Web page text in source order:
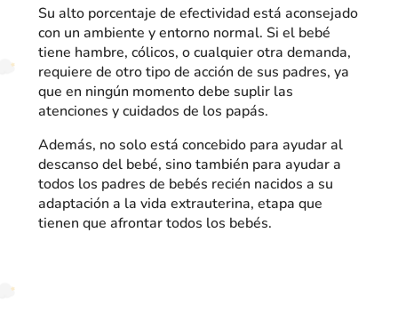
Su alto porcentaje de efectividad está aconsejado
con un ambiente y entorno normal. Si el bebé
tiene hambre, cólicos, o cualquier otra demanda,
requiere de otro tipo de acción de sus padres, ya
que en ningún momento debe suplir las
atenciones y cuidados de los papás.
Además, no solo está concebido para ayudar al
descanso del bebé, sino también para ayudar a
todos los padres de bebés recién nacidos a su
adaptación a la vida extrauterina, etapa que
tienen que afrontar todos los bebés.